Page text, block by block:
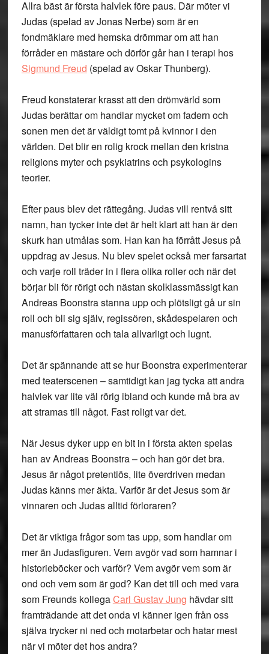
Allra bäst är första halvlek före paus. Där möter vi
Judas (spelad av Jonas Nerbe) som är en
fondmäklare med hemska drömmar om att han
förråder en mästare och dörför går han i terapi hos
Sigmund Freud (spelad av Oskar Thunberg).
Freud konstaterar krasst att den drömvärld som
Judas berättar om handlar mycket om fadern och
sonen men det är väldigt tomt på kvinnor i den
världen. Det blir en rolig krock mellan den kristna
religions myter och psykiatrins och psykologins
teorier.
Efter paus blev det rättegång. Judas vill rentvå sitt
namn, han tycker inte det är helt klart att han är den
skurk han utmålas som. Han kan ha förrått Jesus på
uppdrag av Jesus. Nu blev spelet också mer farsartat
och varje roll träder in i flera olika roller och när det
börjar bli för rörigt och nästan skolklassmässigt kan
Andreas Boonstra stanna upp och plötsligt gå ur sin
roll och bli sig själv, regissören, skådespelaren och
manusförfattaren och tala allvarligt och lugnt.
Det är spännande att se hur Boonstra experimenterar
med teaterscenen – samtidigt kan jag tycka att andra
halvlek var lite väl rörig ibland och kunde må bra av
att stramas till något. Fast roligt var det.
När Jesus dyker upp en bit in i första akten spelas
han av Andreas Boonstra – och han gör det bra.
Jesus är något pretentiös, lite överdriven medan
Judas känns mer äkta. Varför är det Jesus som är
vinnaren och Judas alltid förloraren?
Det är viktiga frågor som tas upp, som handlar om
mer än Judasfiguren. Vem avgör vad som hamnar i
historieböcker och varför? Vem avgör vem som är
ond och vem som är god? Kan det till och med vara
som Freunds kollegaCarl Gustav Jung hävdar sitt
framträdande att det onda vi känner igen från oss
själva trycker ni ned och motarbetar och hatar mest
när vi möter det hos andra?